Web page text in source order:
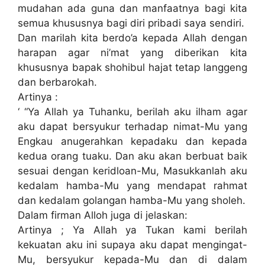
mudahan ada guna dan manfaatnya bagi kita
semua khususnya bagi diri pribadi saya sendiri.
Dan marilah kita berdo’a kepada Allah dengan
harapan agar ni’mat yang diberikan kita
khususnya bapak shohibul hajat tetap langgeng
dan berbarokah.
Artinya :
‘ “Ya Allah ya Tuhanku, berilah aku ilham agar
aku dapat bersyukur terhadap nimat-Mu yang
Engkau anugerahkan kepadaku dan kepada
kedua orang tuaku. Dan aku akan berbuat baik
sesuai dengan keridloan-Mu, Masukkanlah aku
kedalam hamba-Mu yang mendapat rahmat
dan kedalam golangan hamba-Mu yang sholeh.
Dalam firman Alloh juga di jelaskan:
Artinya ; Ya Allah ya Tukan kami berilah
kekuatan aku ini supaya aku dapat mengingat-
Mu, bersyukur kepada-Mu dan di dalam